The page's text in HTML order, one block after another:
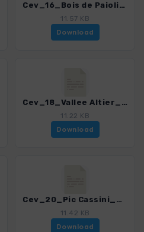
Cev_16_Bois de Paiolive_4323_4.gpx
11.57 KB
Download
Cev_18_Vallee Altier_4323_4.gpx
11.22 KB
Download
Cev_20_Pic Cassini_4323_4.gpx
11.42 KB
Download